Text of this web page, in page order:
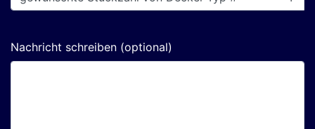
Nachricht schreiben (optional)